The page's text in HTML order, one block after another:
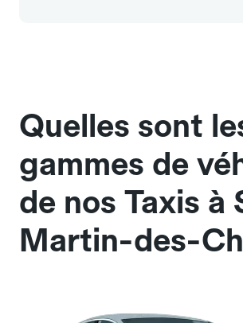
Quelles sont
gammes de
de nos Taxis à
Martin-des-